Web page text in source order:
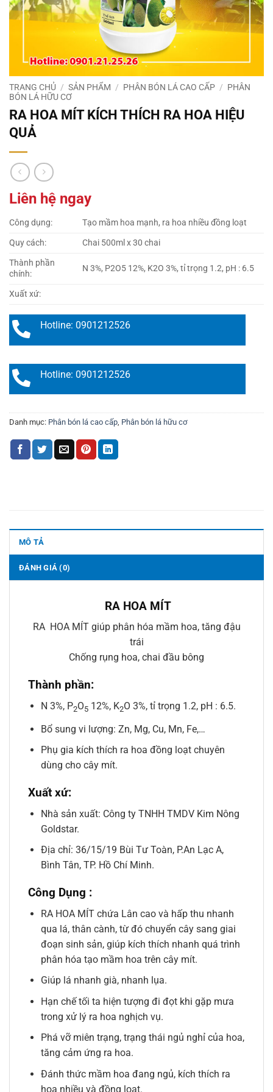
TRANG CHỦ / SẢN PHẨM / PHÂN BÓN LÁ CAO CẤP / PHÂN
BÓN LÁ HỮU CƠ
RA HOA MÍT KÍCH THÍCH RA HOA HIỆU
QUẢ
Liên hệ ngay
Công dụng:
Tạo mầm hoa mạnh, ra hoa nhiều đồng loạt
Quy cách:
Chai 500ml x 30 chai
Thành phần
chính:
N 3%, P2O5 12%, K2O 3%, tỉ trọng 1.2, pH : 6.5
Xuất xứ:
Hotline: 0901212526
Hotline: 0901212526
Danh mục: Phân bón lá cao cấp Phân bón lá hữu cơ
MÔ TẢ
ĐÁNH GIÁ (0)
RA HOA MÍT
RA HOA MÍT giúp phân hóa mầm hoa, tăng đậu
trái
Chống rụng hoa, chai đầu bông
Thành phần:
N 3%, P2O512%, K2O 3%, tỉ trọng 1.2, pH : 6.5.
Bổ sung vi lượng: Zn, Mg, Cu, Mn, Fe,…
Phụ gia kích thích ra hoa đồng loạt chuyên
dùng cho cây mít.
Xuất xứ:
Nhà sản xuất: Công ty TNHH TMDV Kim Nông
Goldstar.
Địa chỉ: 36/15/19 Bùi Tư Toàn, P.An Lạc A,
Bình Tân, TP. Hồ Chí Minh.
Công Dụng :
RA HOA MÍT chứa Lân cao và hấp thu nhanh
qua lá, thân cành, từ đó chuyển cây sang giai
đoạn sinh sản, giúp kích thích nhanh quá trình
phân hóa tạo mầm hoa trên cây mít.
Giúp lá nhanh già, nhanh lụa.
Hạn chế tối ta hiện tượng đi đọt khi gặp mưa
trong xử lý ra hoa nghịch vụ.
Phá vỡ miên trạng, trạng thái ngủ nghỉ của hoa,
tăng cảm ứng ra hoa.
Đánh thức mầm hoa đang ngủ, kích thích ra
hoa nhiều và đồng loạt.